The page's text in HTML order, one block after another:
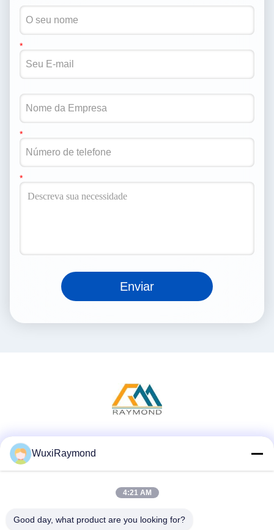
Enviar
WuxiRaymond
4:21 AM
Good day, what product are you looking for?